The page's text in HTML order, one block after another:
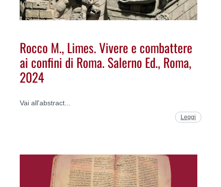
Rocco M., Limes. Vivere e combattere
ai confini di Roma. Salerno Ed., Roma,
2024
Vai all'abstract...
Leggi